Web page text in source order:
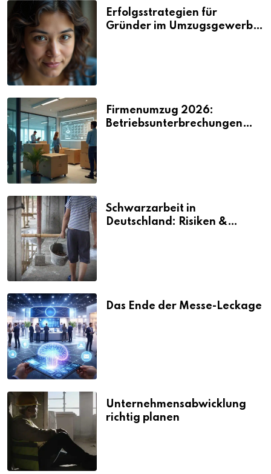
Erfolgsstrategien für
Gründer im Umzugsgewerbe
Firmenumzug 2026:
Betriebsunterbrechungen
Schwarzarbeit in
Deutschland: Risiken &
Das Ende der Messe-Leckage
Unternehmensabwicklung
richtig planen